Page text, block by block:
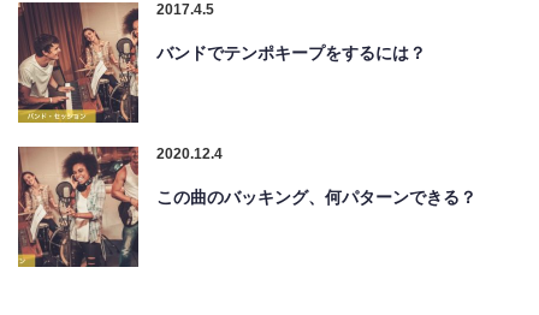
2017.4.5
バンドでテンポキープをするには？
2020.12.4
この曲のバッキング、何パターンできる？